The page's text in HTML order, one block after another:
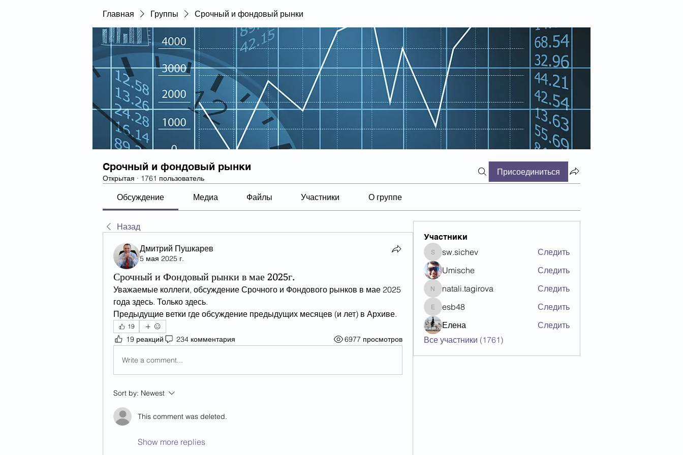
Главная Группы Срочный и фондовый рынки
Срочный и фондовый рынки
Открытая · 1761 пользователь
Присоединиться
Обсуждение Медиа Файлы Участники О группе
Назад
Дмитрий Пушкарев
5 мая 2025 г.
Срочный и Фондовый рынки в мае 2025г.
Уважаемые коллеги, обсуждение Срочного и Фондового рынков в мае 2025
года здесь. Только здесь.
Предыдущие ветки где обсуждение предыдущих месяцев (и лет) в Архиве.
19
19 реакций 234 комментария 6977 просмотров
Write a comment...
Sort by: Newest
This comment was deleted.
Show more replies
Участники
sw.sichev
sw.sichev
Следить
Umische
Следить
natali.tagirova
natali.tagirova Следить
esb48esb48
Следить
Елена
Следить
Все участники (1761)